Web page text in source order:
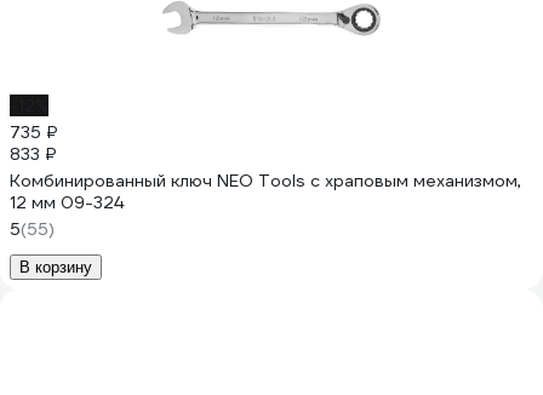
735 ₽
833 ₽
Комбинированный ключ NEO Tools с храповым механизмом,
12 мм 09-324
5(55)
В корзину